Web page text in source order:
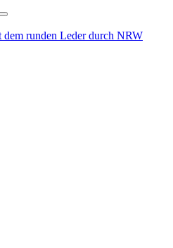
runden Leder durch NRW